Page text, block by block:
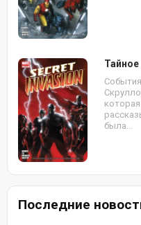
была...
Последние